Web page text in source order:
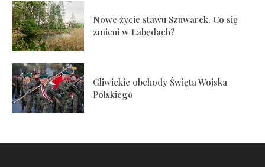
Nowe życie stawu Szuwarek. Co się
zmieni w Łabędach?
Gliwickie obchody Święta Wojska
Polskiego